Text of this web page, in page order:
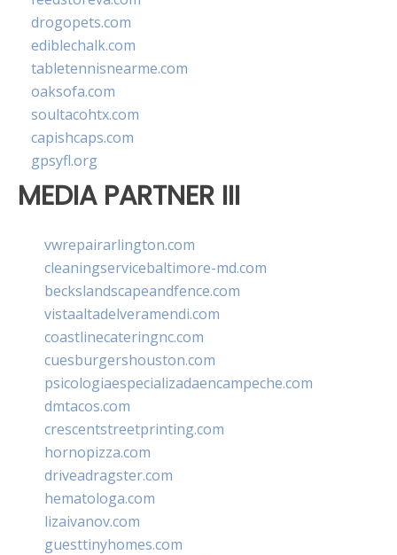
drogopets.com
ediblechalk.com
tabletennisnearme.com
oaksofa.com
soultacohtx.com
capishcaps.com
gpsyfl.org
MEDIA PARTNER III
vwrepairarlington.com
cleaningservicebaltimore-md.com
beckslandscapeandfence.com
vistaaltadelveramendi.com
coastlinecateringnc.com
cuesburgershouston.com
psicologiaespecializadaencampeche.com
dmtacos.com
crescentstreetprinting.com
hornopizza.com
driveadragster.com
hematologa.com
lizaivanov.com
guesttinyhomes.com